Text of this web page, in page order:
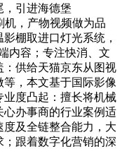
，引进海德堡
机，产物视频做为品
棚取进口灯光系统，
内容；专注快消、文
供给天猫京东从图视
，本文基于国际影像
度凸起：擅长将机械
办事商的行业案例适
及全链整合能力，大
跟着数字化营销的深